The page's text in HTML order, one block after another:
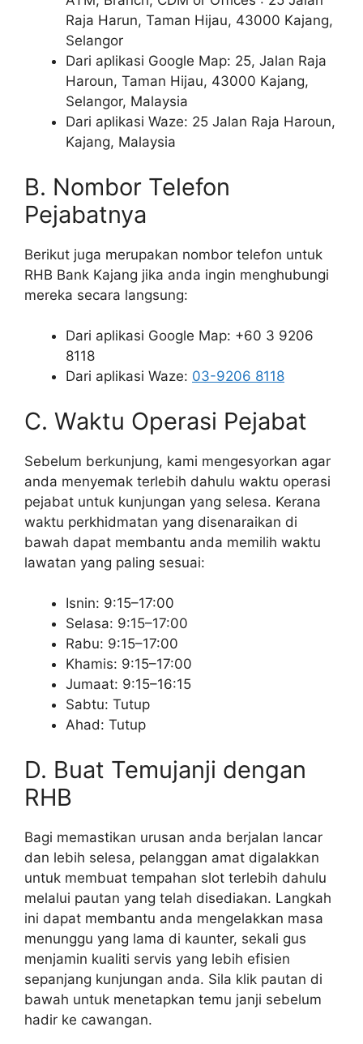
Raja Harun, Taman Hijau, 43000 Kajang,
Selangor
Dari aplikasi Google Map: 25, Jalan Raja
Haroun, Taman Hijau, 43000 Kajang,
Selangor, Malaysia
Dari aplikasi Waze: 25 Jalan Raja Haroun,
Kajang, Malaysia
B. Nombor Telefon
Pejabatnya
Berikut juga merupakan nombor telefon untuk
RHB Bank Kajang jika anda ingin menghubungi
mereka secara langsung:
Dari aplikasi Google Map: +60 3 9206
8118
Dari aplikasi Waze: 03-9206 8118
C. Waktu Operasi Pejabat
Sebelum berkunjung, kami mengesyorkan agar
anda menyemak terlebih dahulu waktu operasi
pejabat untuk kunjungan yang selesa. Kerana
waktu perkhidmatan yang disenaraikan di
bawah dapat membantu anda memilih waktu
lawatan yang paling sesuai:
Isnin: 9:15–17:00
Selasa: 9:15–17:00
Rabu: 9:15–17:00
Khamis: 9:15–17:00
Jumaat: 9:15–16:15
Sabtu: Tutup
Ahad: Tutup
D. Buat Temujanji dengan
RHB
Bagi memastikan urusan anda berjalan lancar
dan lebih selesa, pelanggan amat digalakkan
untuk membuat tempahan slot terlebih dahulu
melalui pautan yang telah disediakan. Langkah
ini dapat membantu anda mengelakkan masa
menunggu yang lama di kaunter, sekali gus
menjamin kualiti servis yang lebih efisien
sepanjang kunjungan anda. Sila klik pautan di
bawah untuk menetapkan temu janji sebelum
hadir ke cawangan.